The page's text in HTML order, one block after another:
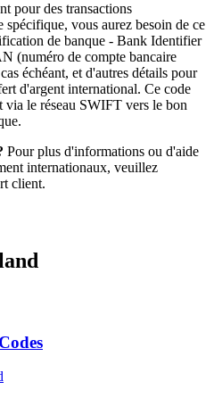
pour des transactions
spécifique, vous aurez besoin de ce
de banque - Bank Identifier
(numéro de compte bancaire
échéant, et d'autres détails pour
d'argent international. Ce code
via le réseau SWIFT vers le bon
Pour plus d'informations ou d'aide
internationaux, veuillez
client.